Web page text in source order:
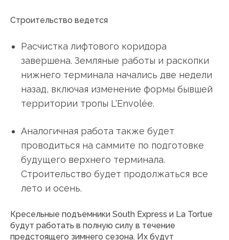
Строительство ведется
Расчистка лифтового коридора
завершена. Земляные работы и раскопки
нижнего терминала начались две недели
назад, включая изменение формы бывшей
территории тропы L'Envolée.
Аналогичная работа также будет
проводиться на саммите по подготовке
будущего верхнего терминала.
Строительство будет продолжаться все
лето и осень.
Кресельные подъемники South Express и La Tortue
будут работать в полную силу в течение
предстоящего зимнего сезона. Их будут